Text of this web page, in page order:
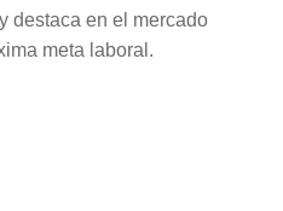
destaca en el mercado
meta laboral.